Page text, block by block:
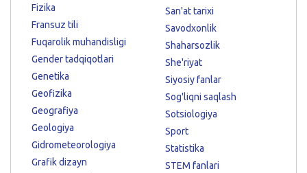
Fizika
Fransuz tili
Fuqarolik muhandisligi
Gender tadqiqotlari
Genetika
Geofizika
Geografiya
Geologiya
Gidrometeorologiya
Grafik dizayn
San'at tarixi
Savodxonlik
Shaharsozlik
She'riyat
Siyosiy fanlar
Sog'liqni saqlash
Sotsiologiya
Sport
Statistika
STEM fanlari